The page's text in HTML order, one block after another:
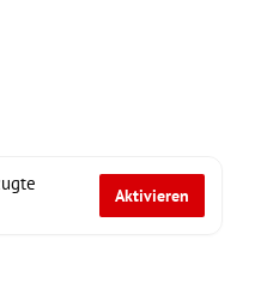
Aktivieren